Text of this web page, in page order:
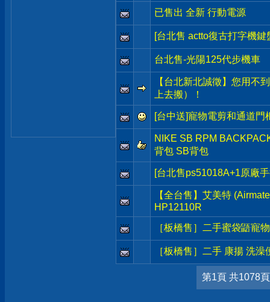
已售出 全新 行動電源
[台北售 actto復古打字機鍵
台北售-光陽125代步機車
【台北新北誠徵】您用不
上去搬）！
[台中送]寵物電剪和通道門
NIKE SB RPM
背包 SB背包
[台北售ps51018A+1原廠
【全台售】艾美特
HP12110R
［板橋售］二手蜜袋鼯寵
［板橋售］二手 康揚 洗
第1頁 共1078頁